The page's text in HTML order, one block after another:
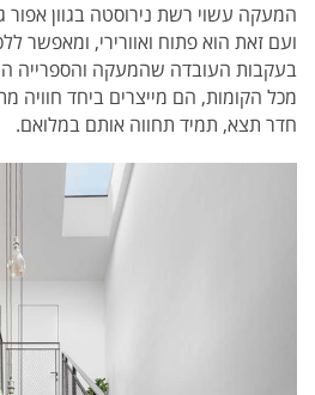
המעקה עשוי רשת נירוסטה בגוון אפור
ועם זאת הוא פתוח ואוורירי, ומאפשר
בעקבות העובדה שהמעקה והספרייה
מכל הקומות, הם מייצרים ביחד
חדר תצא, תמיד תחווה אותם במלואם.